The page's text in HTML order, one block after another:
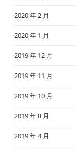
2020 年 2 月
2020 年 1 月
2019 年 12 月
2019 年 11 月
2019 年 10 月
2019 年 8 月
2019 年 4 月